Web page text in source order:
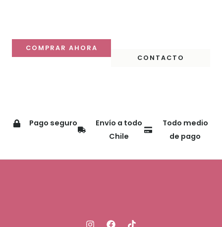
despacho a todo Chile.
COMPRAR AHORA
CONTACTO
Pago seguro
Envío a todo
Chile
Todo medio
de pago